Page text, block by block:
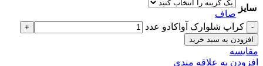
سایز
صاف
کراپ شلوارک آواکادو عدد
افزودن به سبد خرید
مقايسه
افزودن به علاقه مندی